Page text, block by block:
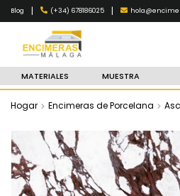
Blog | (+34) 678186025 |
MATERIALES MUESTRA
Hogar Encimeras de Porcelana